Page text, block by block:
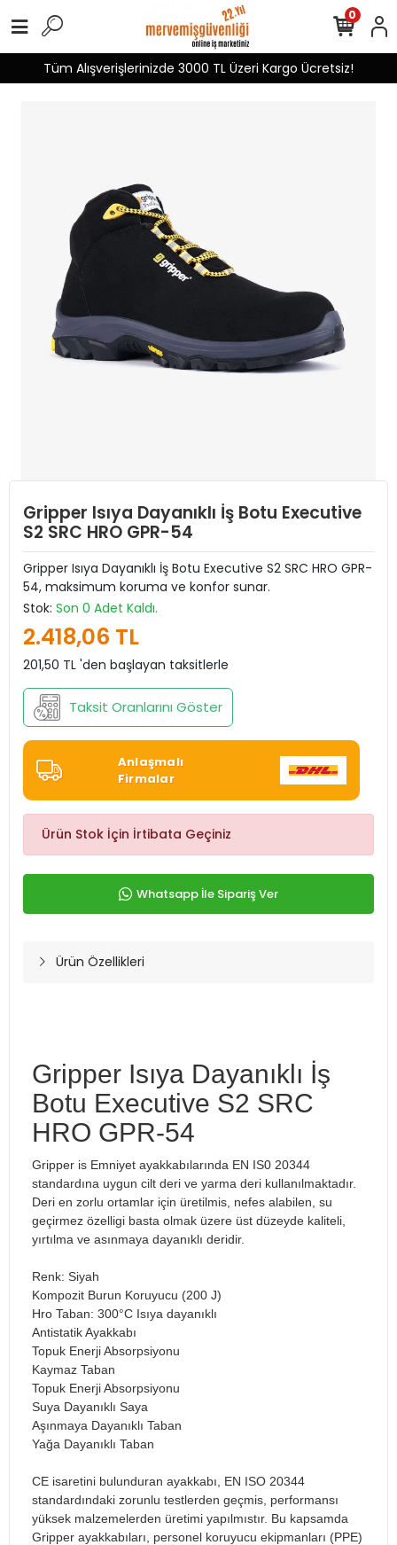
Tüm Alışverişlerinizde 3000 TL Üzeri Kargo Ücretsiz!
0
Gripper Isıya Dayanıklı İş Botu Executive
S2 SRC HRO GPR-54
Gripper Isıya Dayanıklı İş Botu Executive S2 SRC HRO GPR-
54, maksimum koruma ve konfor sunar.
Stok: Son 0 Adet Kaldı.
2.418,06 TL
201,50 TL 'den başlayan taksitlerle
Taksit Oranlarını Göster
Anlaşmalı
Firmalar
Ürün Stok İçin İrtibata Geçiniz
Whatsapp İle Sipariş Ver
Ürün Özellikleri
Gripper Isıya Dayanıklı İş
Botu Executive S2 SRC
HRO GPR-54
Gripper is Emniyet ayakkabılarında EN IS0 20344
standardına uygun cilt deri ve yarma deri kullanılmaktadır.
Deri en zorlu ortamlar için üretilmis, nefes alabilen, su
geçirmez özelligi basta olmak üzere üst düzeyde kaliteli,
yırtılma ve asınmaya dayanıklı deridir.
Renk: Siyah
Kompozit Burun Koruyucu (200 J)
Hro Taban: 300°C Isıya dayanıklı
Antistatik Ayakkabı
Topuk Enerji Absorpsiyonu
Kaymaz Taban
Topuk Enerji Absorpsiyonu
Suya Dayanıklı Saya
Aşınmaya Dayanıklı Taban
Yağa Dayanıklı Taban
CE isaretini bulunduran ayakkabı, EN ISO 20344
standardındaki zorunlu testlerden geçmis, performansı
yüksek malzemelerden üretimi yapılmıstır. Bu kapsamda
Gripper ayakkabıları, personel koruyucu ekipmanları (PPE)